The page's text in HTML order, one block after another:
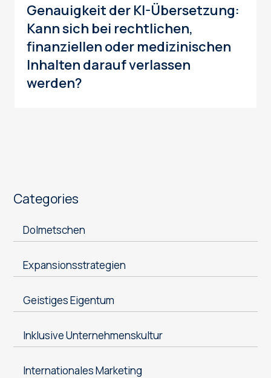
Genauigkeit der KI-Übersetzung:
Kann sich bei rechtlichen,
finanziellen oder medizinischen
Inhalten darauf verlassen
werden?
Categories
Dolmetschen
Expansionsstrategien
Geistiges Eigentum
Inklusive Unternehmenskultur
Internationales Marketing